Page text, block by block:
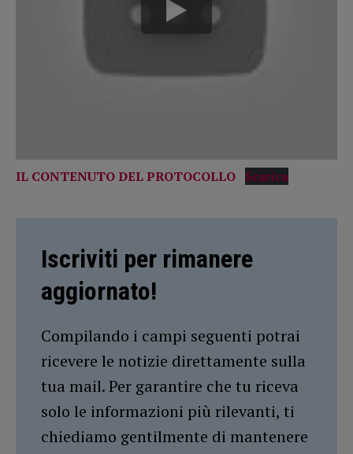
IL CONTENUTO DEL PROTOCOLLO Scarica
Iscriviti per rimanere
aggiornato!
Compilando i campi seguenti potrai
ricevere le notizie direttamente sulla
tua mail. Per garantire che tu riceva
solo le informazioni più rilevanti, ti
chiediamo gentilmente di mantenere